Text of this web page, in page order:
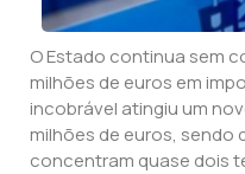
O Estado continua sem
milhões de euros em
incobrável atingiu um
milhões de euros, sendo
concentram quase dois